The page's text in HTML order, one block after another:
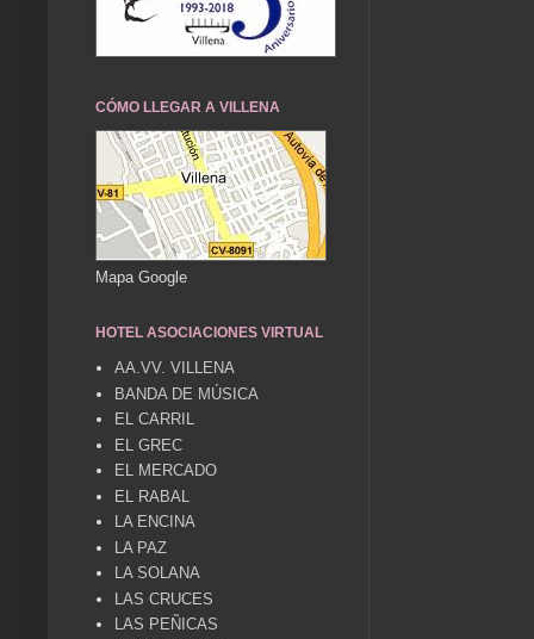
CÓMO LLEGAR A VILLENA
Mapa Google
HOTEL ASOCIACIONES VIRTUAL
AA.VV. VILLENA
BANDA DE MÚSICA
EL CARRIL
EL GREC
EL MERCADO
EL RABAL
LA ENCINA
LA PAZ
LA SOLANA
LAS CRUCES
LAS PEÑICAS